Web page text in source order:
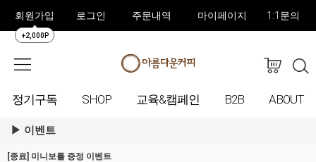
회원가입
+2,000P
로그인 주문내역 마이페이지 1:1문의
정기구독 SHOP 교육&캠페인 B2B ABOUT
이벤트
[종료] 미니보틀 증정 이벤트